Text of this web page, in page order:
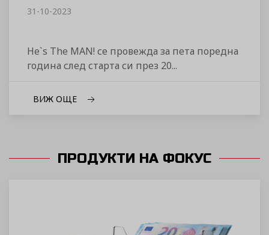
31-10-2023
He`s The MAN! се провежда за пета поредна
година след старта си през 20...
ВИЖ ОЩЕ
ПРОДУКТИ НА ФОКУС